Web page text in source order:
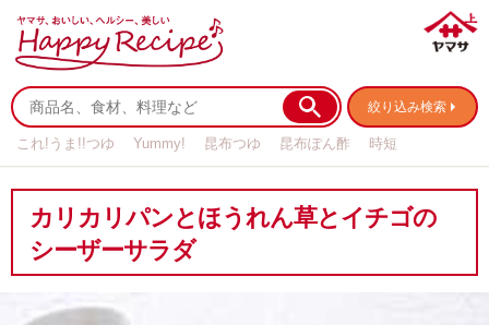
絞り込み検索
これ!うま!!つゆ Yummy! 昆布つゆ 昆布ぽん酢
時短
カリカリパンとほうれん草とイチゴの
シーザーサラダ